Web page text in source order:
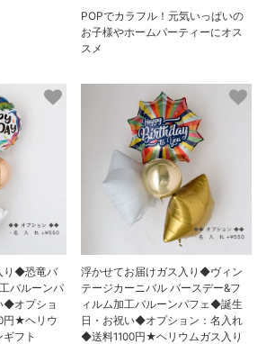
POPでカラフル！元気いっぱいの
お子様やホームパーティーにオス
スメ
り◆恐竜バ
バルーンパ
◆オプショ
円★ヘリウ
フト
浮かせてお届けガス入り◆ヴィン
テージカーニバル バースデー&フ
ィルム加工バルーンパフェ◆誕生
日・お祝い◆オプション：名入れ
◆送料1100円★ヘリウムガス入り